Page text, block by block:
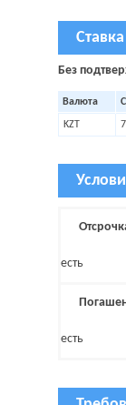
Без
Валюта
KZT
есть
есть